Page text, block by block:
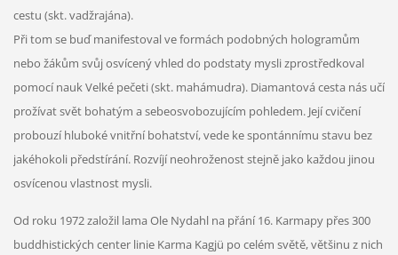
cestu (skt. vadžrajána).
Při tom se buď manifestoval ve formách podobných hologramům
nebo žákům svůj osvícený vhled do podstaty mysli zprostředkoval
pomocí nauk Velké pečeti (skt. mahámudra). Diamantová cesta nás učí
prožívat svět bohatým a sebeosvobozujícím pohledem. Její cvičení
probouzí hluboké vnitřní bohatství, vede ke spontánnímu stavu bez
jakéhokoli předstírání. Rozvíjí neohroženost stejně jako každou jinou
osvícenou vlastnost mysli.
Od roku 1972 založil lama Ole Nydahl na přání 16. Karmapy přes 300
buddhistických center linie Karma Kagjü po celém světě, většinu z nich